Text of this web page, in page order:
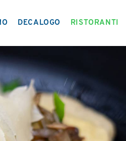
DECALOGO RISTORANTI